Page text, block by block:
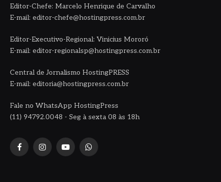
Editor-Chefe: Marcelo Henrique de Carvalho
E-mail: editor-chefe@hostingpress.com.br
Editor-Executivo-Regional: Vinicius Mororó
E-mail: editor-regionalsp@hostingpress.com.br
Central de Jornalismo HostingPRESS
E-mail: editoria@hostingpress.com.br
Fale no WhatsApp HostingPress
(11) 94792.0048 - Seg à sexta 08 às 18h
FacebookInstagramYouTubeWhatsApp